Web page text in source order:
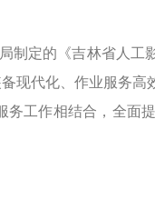
定的《吉林省人工
现代化、作业服务
工作相结合，全面